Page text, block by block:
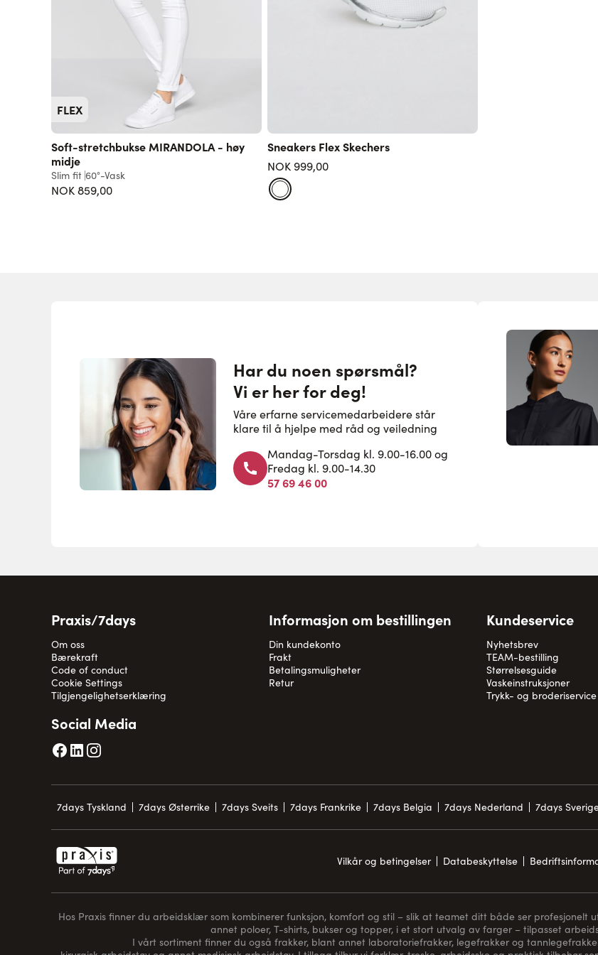
FLEX
Soft-stretchbukse MIRANDOLA - høy
midje
Slim fit 60°-Vask
NOK 859,00
Sneakers Flex Skechers
NOK 999,00
Har du noen spørsmål?
Vi er her for deg!
Våre erfarne servicemedarbeidere står
klare til å hjelpe med råd og veiledning
Mandag-Torsdag kl. 9.00-16.00 og
Fredag kl. 9.00-14.30
57 69 46 00
Praxis/7days
Om oss
Bærekraft
Code of conduct
Cookie Settings
Tilgjengelighetserklæring
Informasjon om bestillingen
Din kundekonto
Frakt
Betalingsmuligheter
Retur
Kundeservice
Nyhetsbrev
TEAM-bestilling
Størrelsesguide
Vaskeinstruksjoner
Trykk- og broderiservice
Social Media
7days Tyskland 7days Østerrike 7days Sveits 7days Frankrike 7days Belgia 7days Nederland 7days
Vilkår og betingelser Databeskyttelse
Hos Praxis finner du arbeidsklær som kombinerer funksjon, komfort og stil – slik at teamet ditt både ser
annet poloer, T-shirts, bukser og topper, i et stort utvalg av farger – tilpasset
I vårt sortiment finner du også frakker, blant annet laboratoriefrakker, legefrakker og